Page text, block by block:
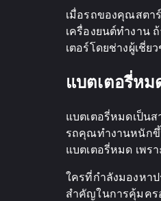
เมื่อรถของคุณสตา
เครื่องยนต์ทำงาน
เตอร์โดยช่างผู้เชี่ย
แบตเตอรี่หม
แบตเตอรี่หมดเป็น
รถคุณทำงานหนักขึ้
แบตเตอรี่หมด เพร
ใครที่กำลังมองหา
สำคัญในการคุ้มคร